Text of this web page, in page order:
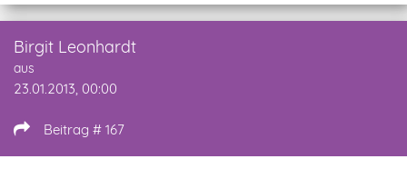
Birgit Leonhardt
aus
23.01.2013, 00:00
Beitrag # 167